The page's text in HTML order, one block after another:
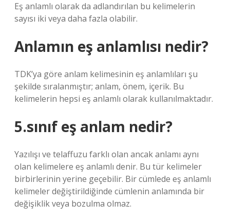
Eş anlamlı olarak da adlandırılan bu kelimelerin
sayısı iki veya daha fazla olabilir.
Anlamın eş anlamlısı nedir?
TDK’ya göre anlam kelimesinin eş anlamlıları şu
şekilde sıralanmıştır; anlam, önem, içerik. Bu
kelimelerin hepsi eş anlamlı olarak kullanılmaktadır.
5.sınıf eş anlam nedir?
Yazılışı ve telaffuzu farklı olan ancak anlamı aynı
olan kelimelere eş anlamlı denir. Bu tür kelimeler
birbirlerinin yerine geçebilir. Bir cümlede eş anlamlı
kelimeler değiştirildiğinde cümlenin anlamında bir
değişiklik veya bozulma olmaz.